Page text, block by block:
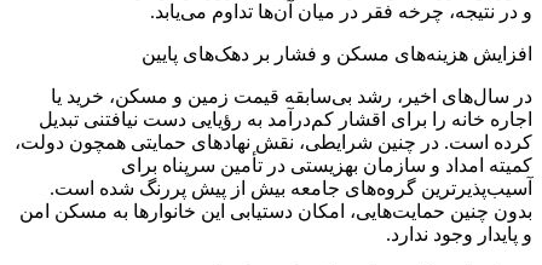
و در نتیجه، چرخه فقر در میان آن‌ها تداوم می‌یابد.
افزایش هزینه‌های مسکن و فشار بر دهک‌های پای‎ین
در سال‌های اخیر، رشد بی‌سابقه قیمت زمین و مسکن، خرید یا
اجاره خانه را برای اقشار کم‌درآمد به رؤیایی دست‌ نیافتنی تبدیل
کرده است. در چنین شرایطی، نقش نهادهای حمایتی همچون دولت،
کمیته امداد و سازمان بهزیستی در تأمین سرپناه برای
آسیب‌پذیرترین گروه‌های جامعه بیش از پیش پررنگ شده است.
بدون چنین حمایت‌هایی، امکان دستیابی این خانوارها به مسکن امن
و پایدار وجود ندارد.